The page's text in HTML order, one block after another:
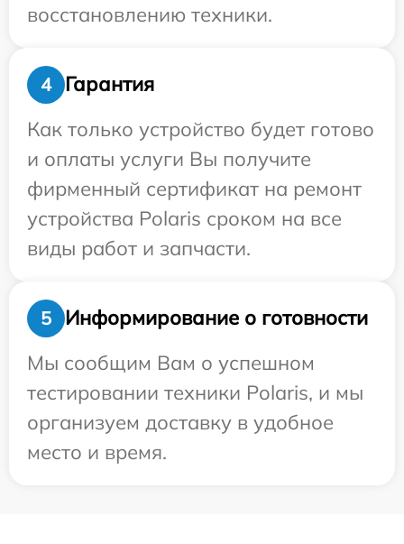
восстановлению техники.
4
Гарантия
Как только устройство будет готово
и оплаты услуги Вы получите
фирменный сертификат на ремонт
устройства Polaris сроком на все
виды работ и запчасти.
5
Информирование о готовности
Мы сообщим Вам о успешном
тестировании техники Polaris, и мы
организуем доставку в удобное
место и время.